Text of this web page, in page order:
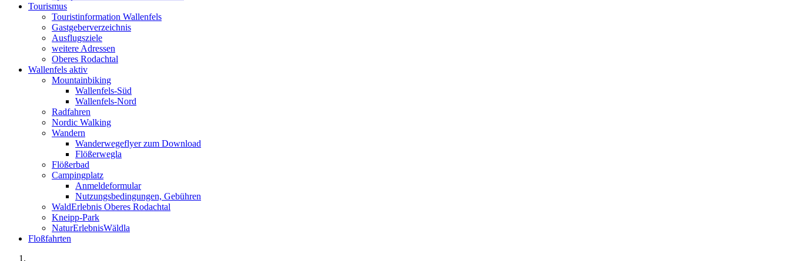
Tourismus
Touristinformation Wallenfels
Gastgeberverzeichnis
Ausflugsziele
weitere Adressen
Oberes Rodachtal
Wallenfels aktiv
Mountainbiking
Wallenfels-Süd
Wallenfels-Nord
Radfahren
Nordic Walking
Wandern
Wanderwegeflyer zum Download
Flößerwegla
Flößerbad
Campingplatz
Anmeldeformular
Nutzungsbedingungen, Gebühren
WaldErlebnis Oberes Rodachtal
Kneipp-Park
NaturErlebnisWäldla
Floßfahrten